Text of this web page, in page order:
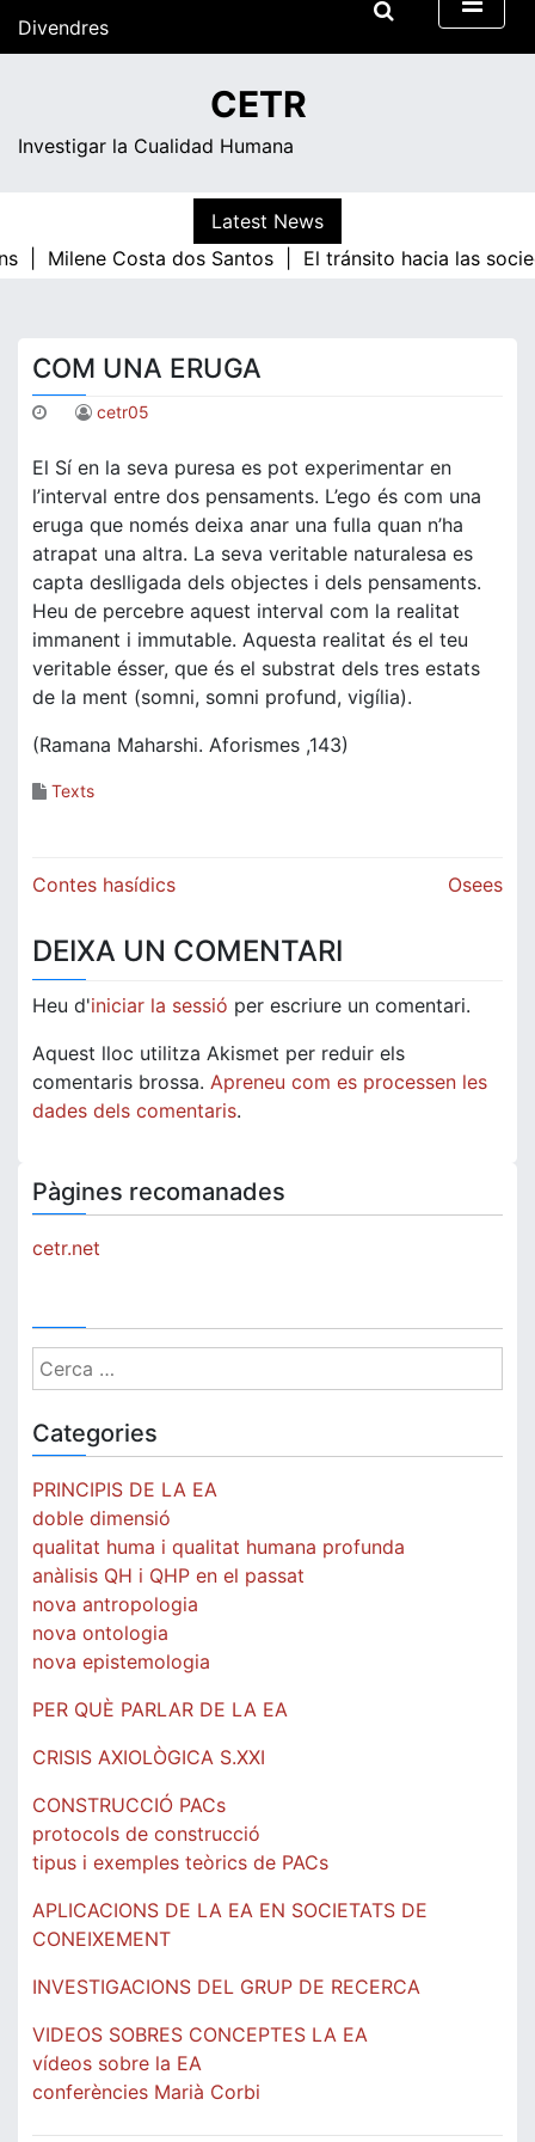
Divendres
CETR
Investigar la Cualidad Humana
Latest News
|
Milene Costa dos Santos | El tránsito hacia las
COM UNA ERUGA
cetr05
El Sí en la seva puresa es pot experimentar en
l’interval entre dos pensaments. L’ego és com una
eruga que només deixa anar una fulla quan n’ha
atrapat una altra. La seva veritable naturalesa es
capta deslligada dels objectes i dels pensaments.
Heu de percebre aquest interval com la realitat
immanent i immutable. Aquesta realitat és el teu
veritable ésser, que és el substrat dels tres estats
de la ment (somni, somni profund, vigília).
(Ramana Maharshi. Aforismes ,143)
Texts
Navegació
Contes hasídics Osees
DEIXA UN COMENTARI
Heu d'iniciar la sessió per escriure un comentari.
Aquest lloc utilitza Akismet per reduir els
comentaris brossa. Apreneu com es processen les
dades dels comentaris.
Pàgines recomanades
cetr.net
Cerca:
Categories
PRINCIPIS DE LA EA
doble dimensió
qualitat huma i qualitat humana profunda
anàlisis QH i QHP en el passat
nova antropologia
nova ontologia
nova epistemologia
PER QUÈ PARLAR DE LA EA
CRISIS AXIOLÒGICA S.XXI
CONSTRUCCIÓ PACs
protocols de construcció
tipus i exemples teòrics de PACs
APLICACIONS DE LA EA EN SOCIETATS DE
CONEIXEMENT
INVESTIGACIONS DEL GRUP DE RECERCA
VIDEOS SOBRES CONCEPTES LA EA
vídeos sobre la EA
conferències Marià Corbi